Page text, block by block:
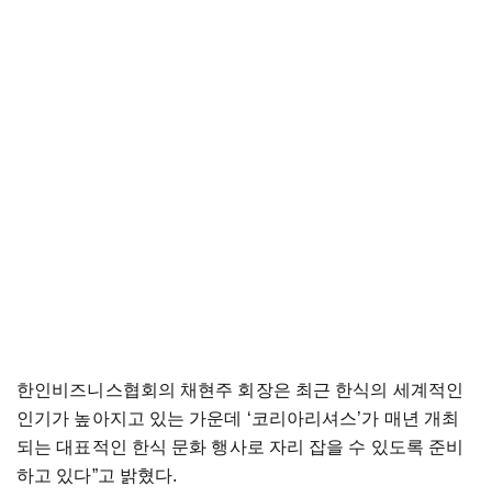
한인비즈니스협회의 채현주 회장은 최근 한식의 세계적인
인기가 높아지고 있는 가운데 ‘코리아리셔스’가 매년 개최
되는 대표적인 한식 문화 행사로 자리 잡을 수 있도록 준비
하고 있다”고 밝혔다.